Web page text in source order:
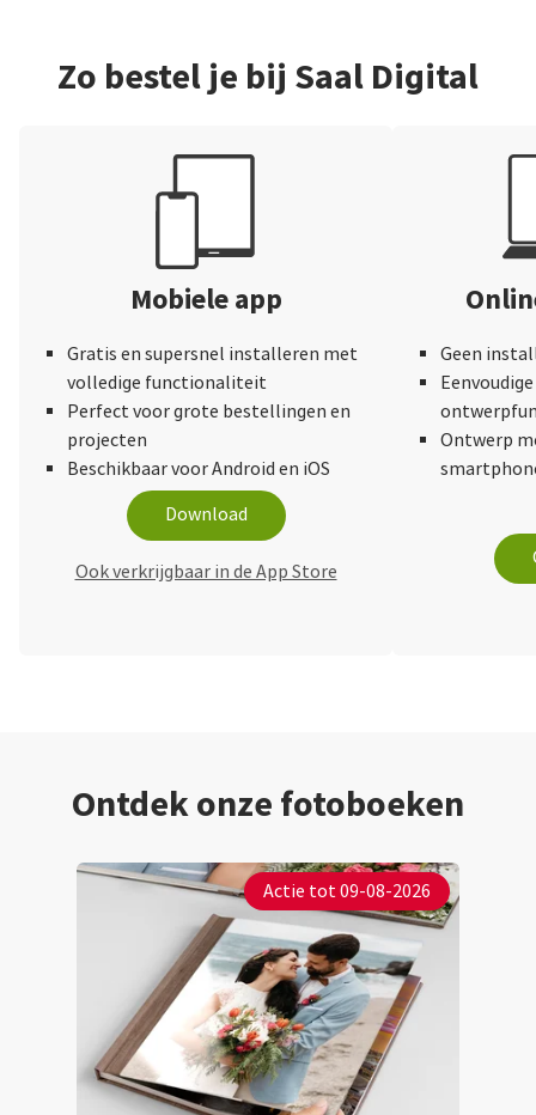
Zo bestel je bij Saal Digital
Mobiele app
Gratis en supersnel installeren met
volledige functionaliteit
Perfect voor grote bestellingen en
projecten
Beschikbaar voor Android en iOS
Download
Ook verkrijgbaar in de App Store
Geen
Ontwerp
Ontdek onze fotoboeken
Actie tot 09-08-2026